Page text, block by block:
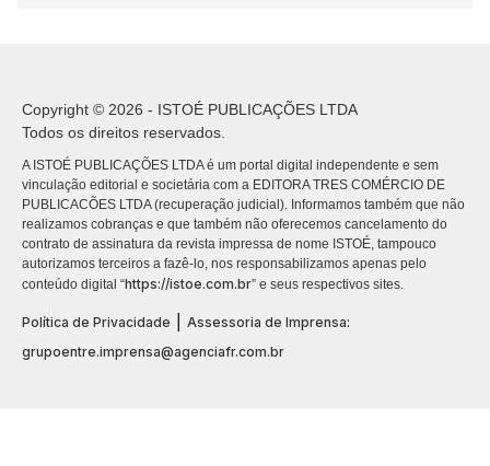
Copyright © 2026 - ISTOÉ PUBLICAÇÕES LTDA
Todos os direitos reservados.
A ISTOÉ PUBLICAÇÕES LTDA é um portal digital independente e sem
vinculação editorial e societária com a EDITORA TRES COMÉRCIO DE
PUBLICACÕES LTDA (recuperação judicial). Informamos também que não
realizamos cobranças e que também não oferecemos cancelamento do
contrato de assinatura da revista impressa de nome ISTOÉ, tampouco
autorizamos terceiros a fazê-lo, nos responsabilizamos apenas pelo
conteúdo digital “https://istoe.com.br” e seus respectivos sites.
Política de Privacidade
Assessoria de Imprensa:
grupoentre.imprensa@agenciafr.com.br